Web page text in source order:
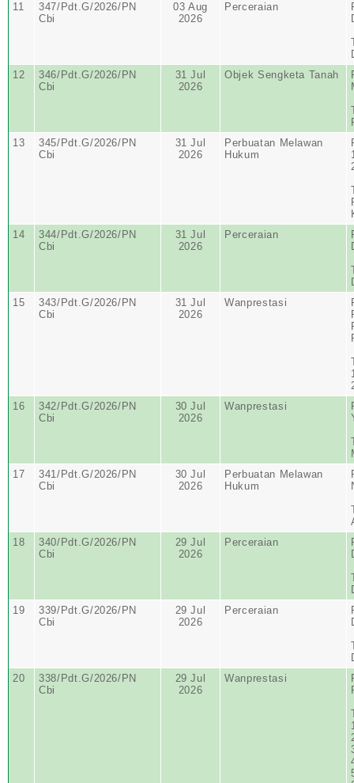
11
347/Pdt.G/2026/PN
Cbi
03 Aug
2026
Perceraian
12
346/Pdt.G/2026/PN
Cbi
31 Jul
2026
Objek Sengketa Tanah
13
345/Pdt.G/2026/PN
Cbi
31 Jul
2026
Perbuatan Melawan
Hukum
14
344/Pdt.G/2026/PN
Cbi
31 Jul
2026
Perceraian
15
343/Pdt.G/2026/PN
Cbi
31 Jul
2026
Wanprestasi
16
342/Pdt.G/2026/PN
Cbi
30 Jul
2026
Wanprestasi
17
341/Pdt.G/2026/PN
Cbi
30 Jul
2026
Perbuatan Melawan
Hukum
18
340/Pdt.G/2026/PN
Cbi
29 Jul
2026
Perceraian
19
339/Pdt.G/2026/PN
Cbi
29 Jul
2026
Perceraian
20
338/Pdt.G/2026/PN
Cbi
29 Jul
2026
Wanprestasi